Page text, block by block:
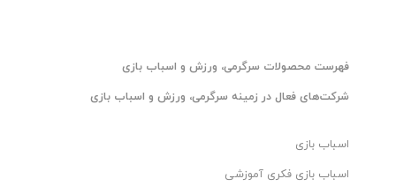
فهرست محصولات سرگرمی، ورزش و اسباب بازی
شرکت‌های فعال در زمینه سرگرمی، ورزش و اسباب بازی
اسباب بازی
اسباب بازی فکری آموزشی